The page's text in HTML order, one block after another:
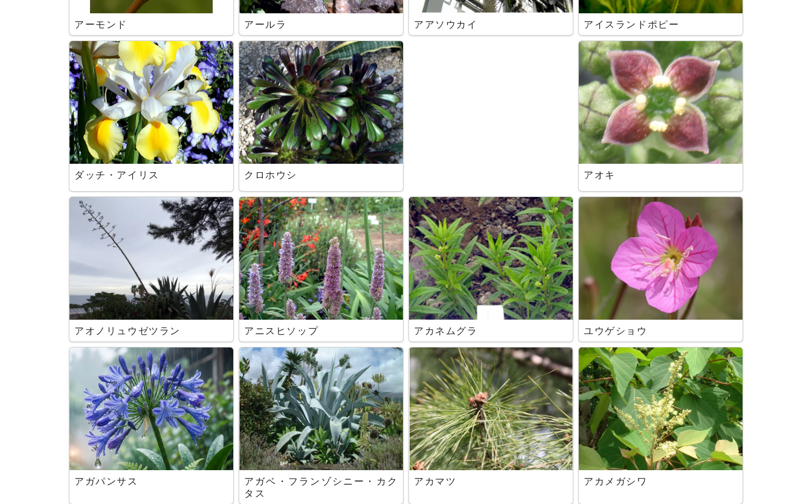
アーモンド アールラ アアソウカイ アイスランドポピー
ダッチ・アイリス クロホウシ アオキ
アオノリュウゼツラン アニスヒソップ アカネムグラ ユウゲショウ
アガパンサス
アガベ・フランゾシニー・カク
タス
アカマツ アカメガシワ